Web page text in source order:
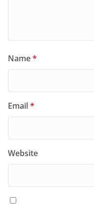
Name*
Email*
Website